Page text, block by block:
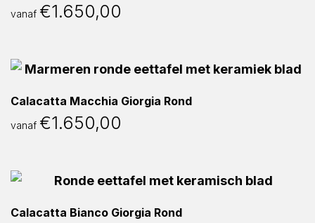
vanaf €1.650,00
Calacatta Macchia Giorgia Rond
vanaf €1.650,00
Calacatta Bianco Giorgia Rond